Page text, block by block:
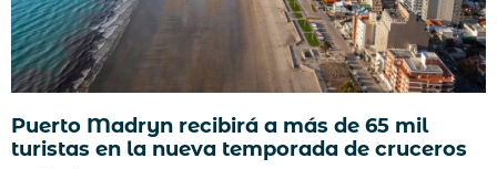
Puerto Madryn recibirá a más de 65 mil
turistas en la nueva temporada de cruceros